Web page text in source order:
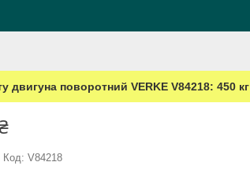
двигуна поворотний VERKE V84218: 450 кг
Код: V84218